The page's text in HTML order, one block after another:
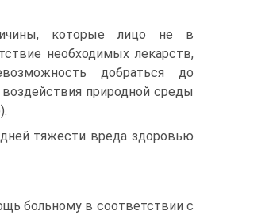
которые лицо не в
необходимых лекарств,
добраться до
природной среды
тяжести вреда здоровью
больному в соответствии с